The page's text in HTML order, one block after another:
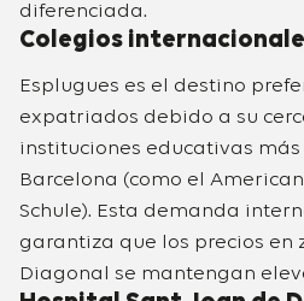
diferenciada.
Colegios
Esplugues es el destino
expatriados debido a su
instituciones educativas
Barcelona (como el
Schule). Esta demanda
garantiza que los precios en
Diagonal se mantengan